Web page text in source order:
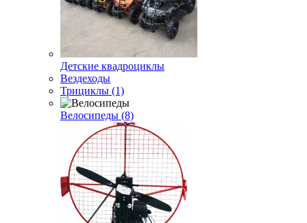
Детские квадроциклы
Вездеходы
Трициклы (1)
Велосипеды (8)